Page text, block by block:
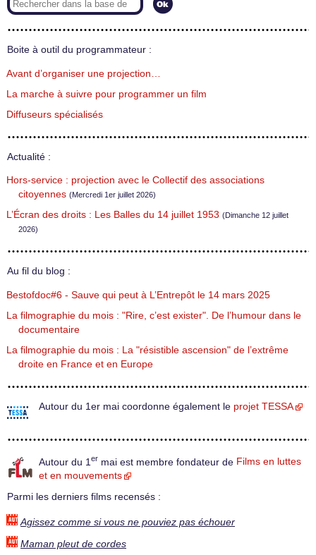
Boite à outil du programmateur :
Avant d’organiser une projection…
La marche à suivre pour programmer un film
Diffuseurs spécialisés
Actualité :
Hors-service : projection avec le Collectif des associations
citoyennes (Mercredi 1er juillet 2026)
L’Écran des droits : Les Balles du 14 juillet 1953 (Dimanche 12 juillet
2026)
Au fil du blog :
Bestofdoc#6 - Sauve qui peut à L’Entrepôt le 14 mars 2025
La filmographie du mois : "Rire, c’est exister". De l’humour dans le
documentaire
La filmographie du mois : La "résistible ascension" de l’extrême
droite en France et en Europe
Autour du 1er mai coordonne également le projet TESSA
Autour du 1 er mai est membre fondateur de Films en luttes
et en mouvements
Parmi les derniers films recensés :
Agissez comme si vous ne pouviez pas échouer
Maman pleut de cordes